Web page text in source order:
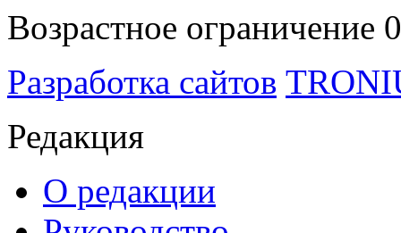
Возрастное ограничение
Разработка сайтов
Редакция
О редакции